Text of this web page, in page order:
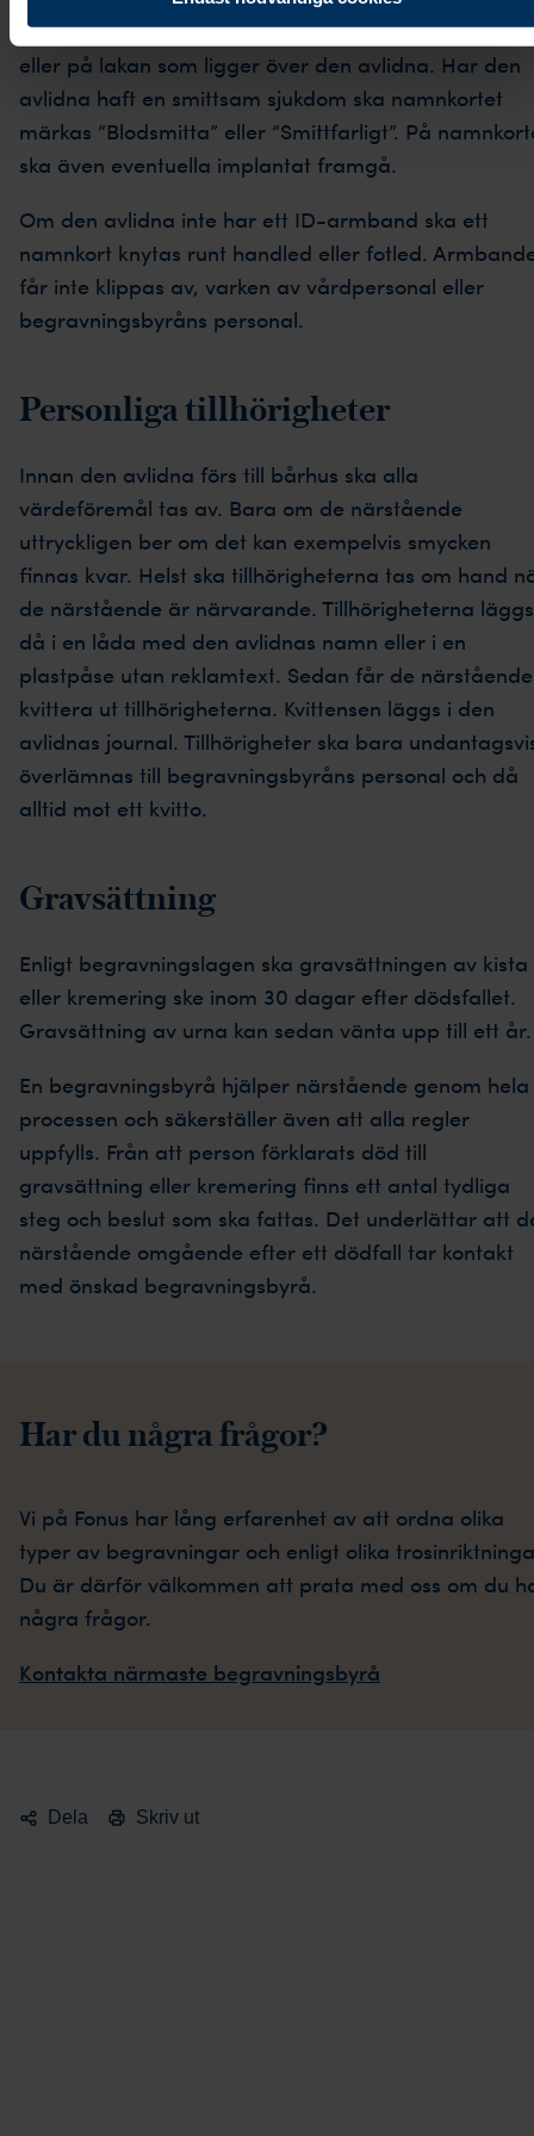
eller motsvarande, bör fästas på den avlidnas
eller på lakan som ligger över den avlidna. Har den
avlidna haft en smittsam sjukdom ska namnkortet
märkas “Blodsmitta” eller “Smittfarligt”. På
ska även eventuella implantat framgå.
Om den avlidna inte har ett ID-armband ska ett
namnkort knytas runt handled eller fotled.
får inte klippas av, varken av vårdpersonal eller
begravningsbyråns personal.
Personliga tillhörigheter
Innan den avlidna förs till bårhus ska alla
värdeföremål tas av. Bara om de närstående
uttryckligen ber om det kan exempelvis smycken
finnas kvar. Helst ska tillhörigheterna tas om hand
de närstående är närvarande. Tillhörigheterna läggs
då i en låda med den avlidnas namn eller i en
plastpåse utan reklamtext. Sedan får de närstående
kvittera ut tillhörigheterna. Kvittensen läggs i den
avlidnas journal. Tillhörigheter ska bara
överlämnas till begravningsbyråns personal och då
alltid mot ett kvitto.
Gravsättning
Enligt begravningslagen ska gravsättningen av kista
eller kremering ske inom 30 dagar efter dödsfallet.
Gravsättning av urna kan sedan vänta upp till ett år.
En begravningsbyrå hjälper närstående genom hela
processen och säkerställer även att alla regler
uppfylls. Från att person förklarats död till
gravsättning eller kremering finns ett antal tydliga
steg och beslut som ska fattas. Det underlättar att
närstående omgående efter ett dödfall tar kontakt
med önskad begravningsbyrå.
Har du några frågor?
Vi på Fonus har lång erfarenhet av att ordna olika
typer av begravningar och enligt olika
Du är därför välkommen att prata med oss om du
några frågor.
Kontakta närmaste begravningsbyrå
Dela Skriv ut